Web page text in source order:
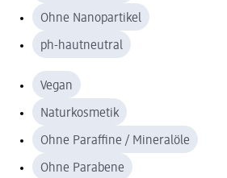
Ohne Nanopartikel
ph-hautneutral
Vegan
Naturkosmetik
Ohne Paraffine / Mineralöle
Ohne Parabene